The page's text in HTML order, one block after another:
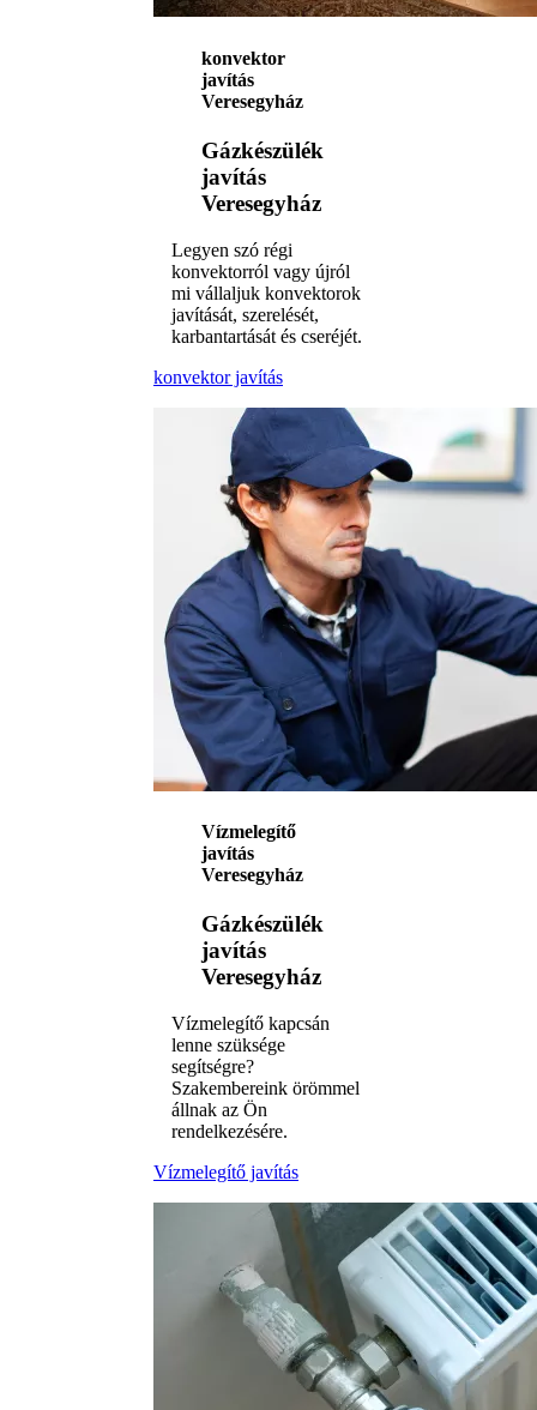
konvektor
javítás
Veresegyház
Gázkészülék
javítás
Veresegyház
Legyen szó régi
konvektorról vagy újról
mi vállaljuk konvektorok
javítását, szerelését,
karbantartását és cseréjét.
konvektor javítás
Vízmelegítő
javítás
Veresegyház
Gázkészülék
javítás
Veresegyház
Vízmelegítő kapcsán
lenne szüksége
segítségre?
Szakembereink örömmel
állnak az Ön
rendelkezésére.
Vízmelegítő javítás